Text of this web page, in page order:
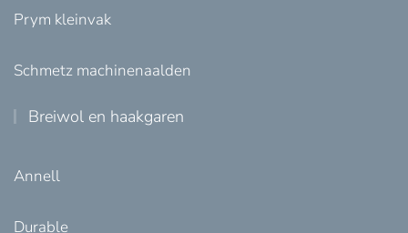
Prym kleinvak
Schmetz machinenaalden
Breiwol en haakgaren
Annell
Durable